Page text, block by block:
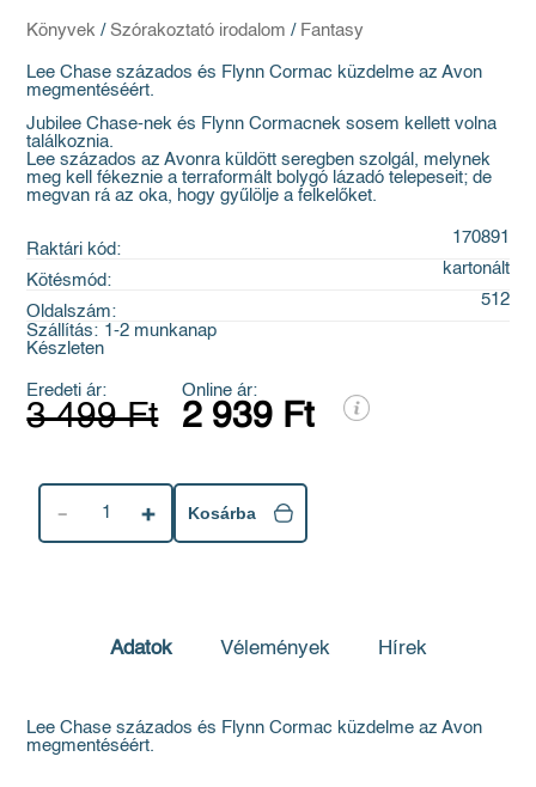
Könyvek / Szórakoztató irodalom / Fantasy
Lee Chase százados és Flynn Cormac küzdelme az Avon
megmentéséért.
Jubilee Chase-nek és Flynn Cormacnek sosem kellett volna
találkoznia.
Lee százados az Avonra küldött seregben szolgál, melynek
meg kell fékeznie a terraformált bolygó lázadó telepeseit; de
megvan rá az oka, hogy gyűlölje a felkelőket.
Raktári kód:
170891
Kötésmód:
kartonált
Oldalszám:
512
Szállítás: 1-2 munkanap
Készleten
Eredeti ár:
3 499 Ft
Online ár:
2 939 Ft
1 Kosárba
Adatok Vélemények Hírek
Lee Chase százados és Flynn Cormac küzdelme az Avon
megmentéséért.